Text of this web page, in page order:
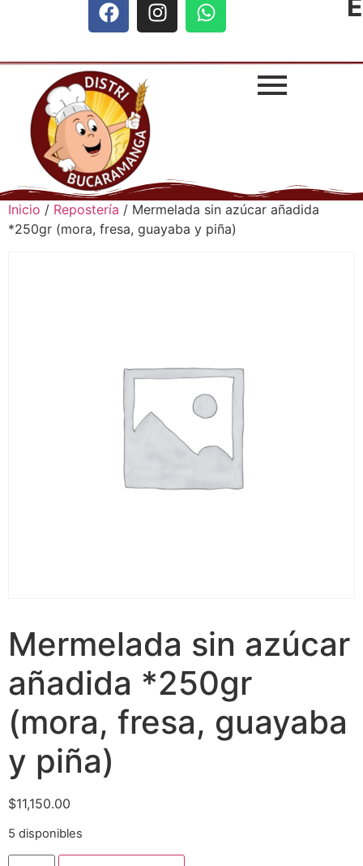
Inicio / Repostería / Mermelada sin azúcar añadida
*250gr (mora, fresa, guayaba y piña)
Mermelada sin azúcar
añadida *250gr
(mora, fresa, guayaba
y piña)
$11,150.00
5 disponibles